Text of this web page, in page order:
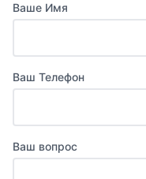
Ваше Имя
Ваш Телефон
Ваш вопрос